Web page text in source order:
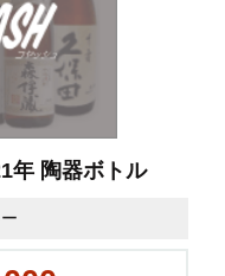
年 陶器ボトル